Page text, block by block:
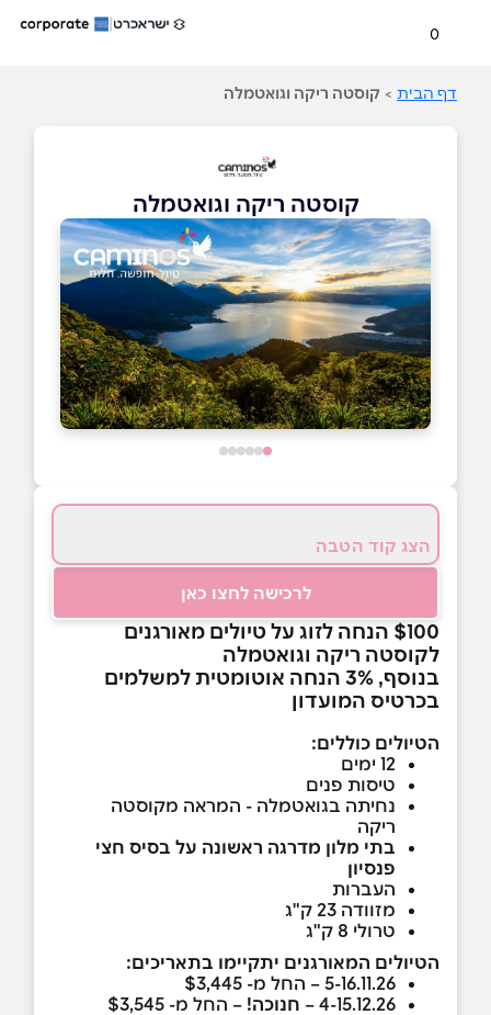
0
דף הבית > קוסטה ריקה וגואטמלה
קוסטה ריקה וגואטמלה
הצג קוד הטבה
לרכישה לחצו כאן
$100 הנחה לזוג על טיולים מאורגנים
לקוסטה ריקה וגואטמלה
בנוסף, 3% הנחה אוטומטית למשלמים
בכרטיס המועדון
הטיולים כוללים:
12 ימים
טיסות פנים
נחיתה בגואטמלה - המראה מקוסטה
ריקה
בתי מלון מדרגה ראשונה על בסיס חצי
פנסיון
העברות
מזוודה 23 ק"ג
טרולי 8 ק"ג
הטיולים המאורגנים יתקיימו בתאריכים:
5-16.11.26 – החל
מ- $3,445
4-15.12.26 –
חנוכה! – החל מ- $3,545